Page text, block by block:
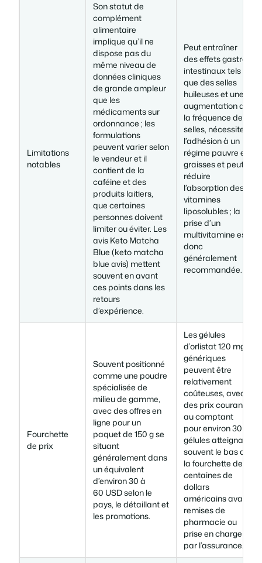
Limitations
notables
Son statut de
complément
alimentaire
implique qu’il ne
dispose pas du
même niveau de
données cliniques
de grande ampleur
que les
médicaments sur
ordonnance ; les
formulations
peuvent varier selon
le vendeur et il
contient de la
caféine et des
produits laitiers,
que certaines
personnes doivent
limiter ou éviter. Les
avis Keto Matcha
Blue (keto matcha
blue avis) mettent
souvent en avant
ces points dans les
retours
d’expérience.
Peut entraîner
des effets gastro-
intestinaux tels
que des selles
huileuses et une
augmentation de
la fréquence des
selles, nécessite
l’adhésion à un
régime pauvre en
graisses et peut
réduire
l’absorption des
vitamines
liposolubles ; la
prise d’un
multivitamine est
donc
généralement
recommandée.
Fourchette
de prix
Souvent positionné
comme une poudre
spécialisée de
milieu de gamme,
avec des offres en
ligne pour un
paquet de 150 g se
situant
généralement dans
un équivalent
d’environ 30 à
60 USD selon le
pays, le détaillant et
les promotions.
Les gélules
d’orlistat 120 mg
génériques
peuvent être
relativement
coûteuses, avec
des prix courants
au comptant
pour environ 30
gélules atteignant
souvent le bas de
la fourchette des
centaines de
dollars
américains avant
remises de
pharmacie ou
prise en charge
par l’assurance.